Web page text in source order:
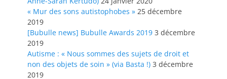
« Mur des sons autistophobes » 25 décembre
2019
[Bubulle news] Bubulle Awards 2019 3 décembre
2019
Autisme : « Nous sommes des sujets de droit et
non des objets de soin » (via Basta !) 3 décembre
2019